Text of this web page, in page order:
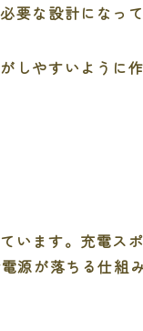
要な設計になって
しやすいように
います。充電ス
源が落ちる仕